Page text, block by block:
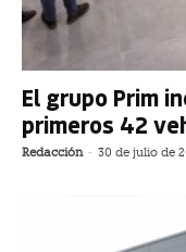
El grupo Prim
primeros 42
Redacción - 30 de julio de